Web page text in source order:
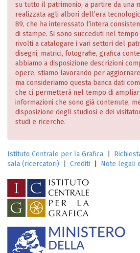
su tutto il patrimonio, a partire da una
realizzata agli albori dell’era
89, che ha interessato l’intera
di stampe. Si sono succeduti nel
rivolti a catalogare i vari settori del
disegni, matrici, fotografie, grafica
abbiamo a disposizione descrizioni
opere, stiamo lavorando per
ma consideriamo questa banca dati
che ci permetterà nel tempo di
informazioni che sono già contenute,
disposizione degli studiosi e dei
studi e ricerche.
Istituto Centrale per la Grafica
sala (ricercatori)
Crediti Note legali